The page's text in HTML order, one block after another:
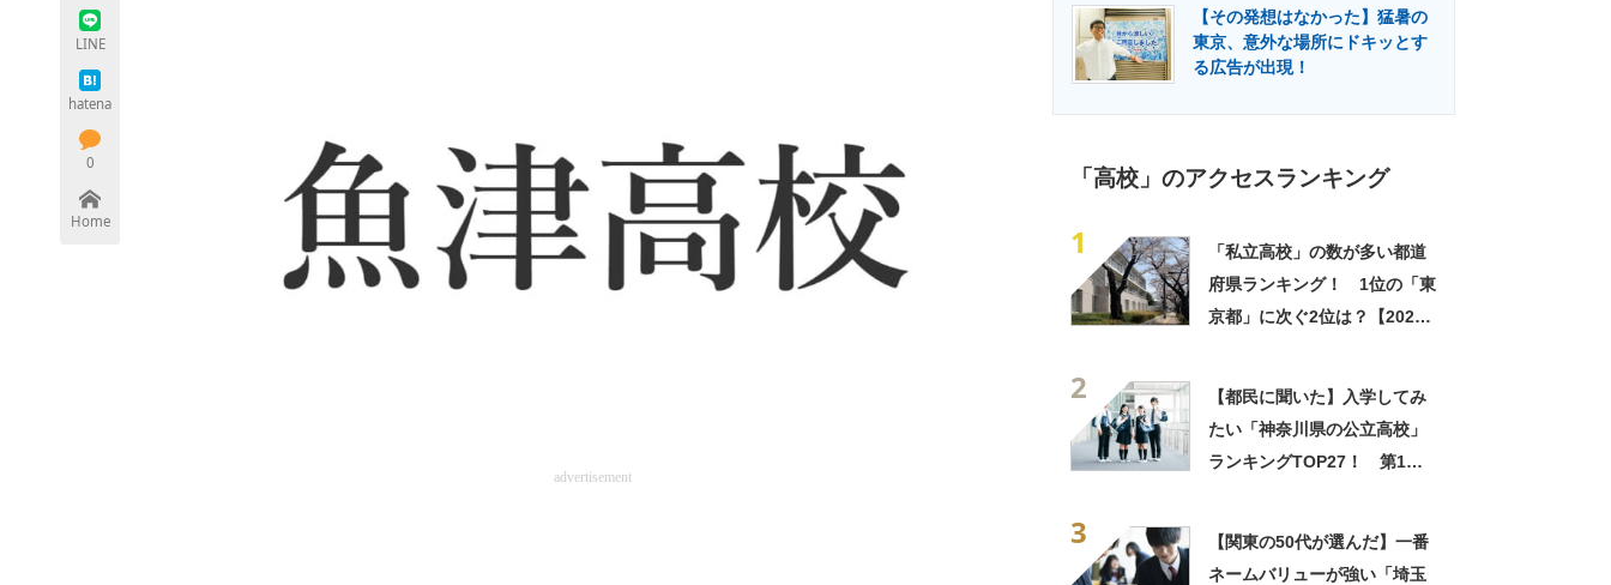
LINE
hatena
0
Home
advertisement
【その発想はなかった】猛暑の
東京、意外な場所にドキッとす
る広告が出現！
「高校」のアクセスランキング
1
「私立高校」の数が多い都道
府県ランキング！ 1位の「東
京都」に次ぐ2位は？【2021
2
【都民に聞いた】入学してみ
たい「神奈川県の公立高校」
ランキングTOP27！ 第1位
3
【関東の50代が選んだ】一番
ネームバリューが強い「埼玉